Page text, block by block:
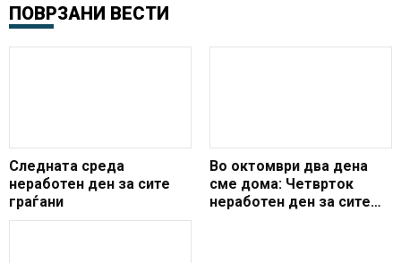
ПОВРЗАНИ ВЕСТИ
Следната среда
неработен ден за сите
граѓани
Во октомври два дена
сме дома: Четврток
неработен ден за сите